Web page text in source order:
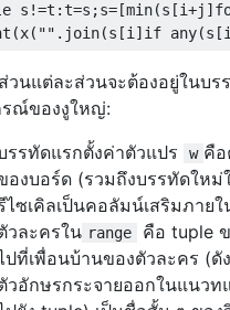
วนแต่ละส่วนจะต้องอยู่ในบร
รณ์ของงูใหญ่:
รรทัดแรกตั้งค่าตัวแปร
w คือ
องบอร์ด (รวมถึงบรรทัดให
ไซเคิลเป็นคอลัมน์เสริมภายใ
วละครใน range
คือ tuple
ปที่เพื่อนบ้านของตัวละคร (
วอักษรกระจายออกในแนว